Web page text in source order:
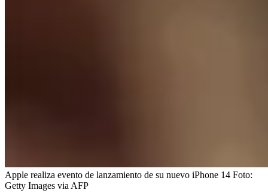
Apple realiza evento de lanzamiento de su nuevo iPhone 14 Foto:
Getty Images via AFP